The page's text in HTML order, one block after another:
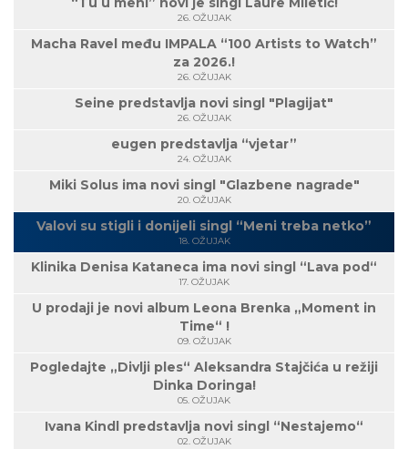
26. OŽUJAK
Macha Ravel među IMPALA “100 Artists to Watch”
za 2026.!
26. OŽUJAK
Seine predstavlja novi singl "Plagijat"
26. OŽUJAK
eugen predstavlja “vjetar”
24. OŽUJAK
Miki Solus ima novi singl "Glazbene nagrade"
20. OŽUJAK
Valovi su stigli i donijeli singl “Meni treba netko”
18. OŽUJAK
Klinika Denisa Kataneca ima novi singl “Lava pod“
17. OŽUJAK
U prodaji je novi album Leona Brenka „Moment in
Time“ !
09. OŽUJAK
Pogledajte „Divlji ples“ Aleksandra Stajčića u režiji
Dinka Doringa!
05. OŽUJAK
Ivana Kindl predstavlja novi singl “Nestajemo“
02. OŽUJAK